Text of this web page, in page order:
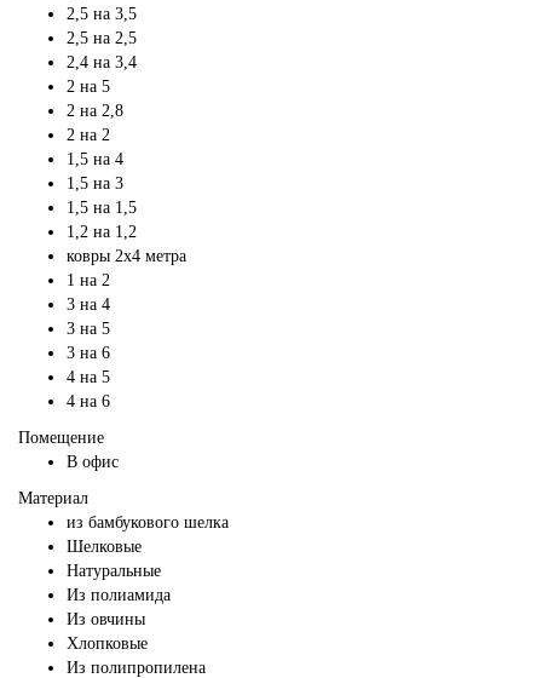
2,5 на 3,5
2,5 на 2,5
2,4 на 3,4
2 на 5
2 на 2,8
2 на 2
1,5 на 4
1,5 на 3
1,5 на 1,5
1,2 на 1,2
ковры 2х4 метра
1 на 2
3 на 4
3 на 5
3 на 6
4 на 5
4 на 6
Помещение
В офис
Материал
из бамбукового шелка
Шелковые
Натуральные
Из полиамида
Из овчины
Хлопковые
Из полипропилена